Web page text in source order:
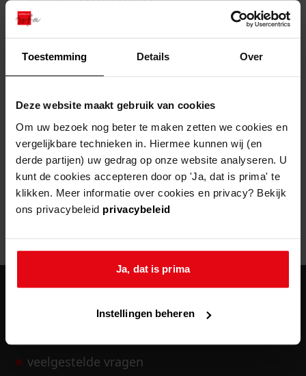
Toestemming Details Over
Deze website maakt gebruik van cookies
Om uw bezoek nog beter te maken zetten we cookies en
vergelijkbare technieken in. Hiermee kunnen wij (en
derde partijen) uw gedrag op onze website analyseren. U
kunt de cookies accepteren door op 'Ja, dat is prima' te
klikken. Meer informatie over cookies en privacy? Bekijk
ons privacybeleid privacybeleid
Ja, dat is prima
Instellingen beheren
bouwvergunningen
omgevingsvergunningen
vergunningen
uitleg nodig?
Wij helpen u op weg met een aantal zoektips.
bekijk alle zoektips
Wij helpen u op weg met een aantal zoektips.
bekijk alle zoektips
bekijk ons geschiedenislokaal
advisering en toezicht
beleidsplan
gemeenschappelijke regeling
publiek jaarverslag
steun het archief
U kunt ook Vriend worden en het Westfries
Archief steunen.
meer weten
zoektips
Door een fout tijdens het verwerken van deze pagina is het niet
404- Not Found
Mogelijk kunt u deze pagina niet bezoeken door:
een verouderde bladwijzer/favoriet
veelgestelde vragen